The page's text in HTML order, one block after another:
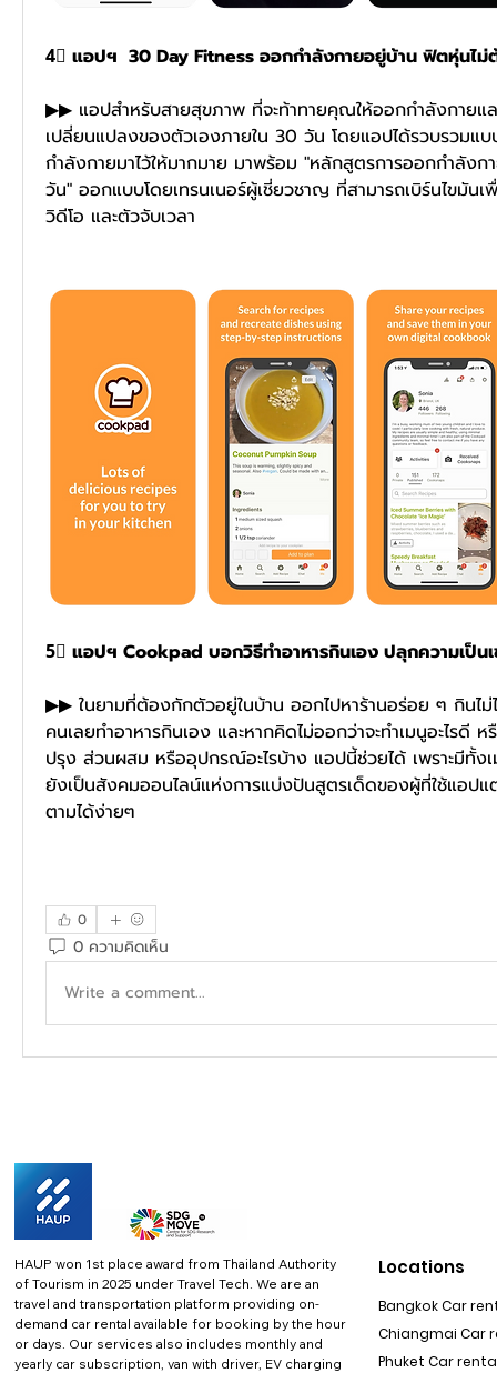
4⃣ แอปฯ  30 Day Fitness ออกกำลังกายอยู่บ้าน ฟิตหุ่นไ
▶▶ แอปสำหรับสายสุขภาพ ที่จะท้าทายคุณให้ออกกำลังกายแ
เปลี่ยนแปลงของตัวเองภายใน 30 วัน โดยแอปได้รวบรวมแ
กำลังกายมาไว้ให้มากมาย มาพร้อม "หลักสูตรการออกกำลัง
วัน" ออกแบบโดยเทรนเนอร์ผู้เชี่ยวชาญ ที่สามารถเบิร์นไขมัน
วิดีโอ และตัวจับเวลา
5⃣ แอปฯ Cookpad บอกวิธีทำอาหารกินเอง ปลุกความเป็
▶▶ ในยามที่ต้องกักตัวอยู่ในบ้าน ออกไปหาร้านอร่อย ๆ กินไ
คนเลยทำอาหารกินเอง และหากคิดไม่ออกว่าจะทำเมนูอะไรดี ห
ปรุง ส่วนผสม หรืออุปกรณ์อะไรบ้าง แอปนี้ช่วยได้ เพราะมีทั้
ยังเป็นสังคมออนไลน์แห่งการแบ่งปันสูตรเด็ดของผู้ที่ใช้แอปแต่
ตามได้ง่ายๆ
0
0 ความคิดเห็น
Write a comment...
HAUP won 1st place award from Thailand Authority
of Tourism in 2025 under Travel Tech. We are an
travel and transportation platform providing on-
demand car rental available for booking by the hour
or days. Our services also includes monthly and
yearly car subscription, van with driver, EV charging
Locations
Bangkok Car
Chiangmai Car
Phuket Car rental